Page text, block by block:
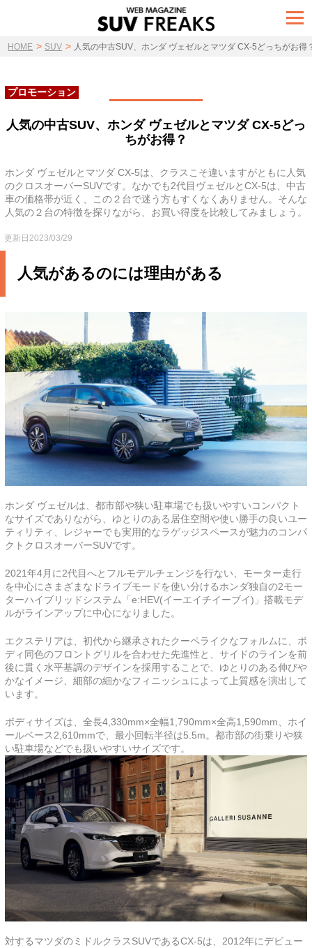
t
o
g
a
n
HOME > SUV > 人気の中古SUV、ホンダ ヴェゼルとマツダ CX-5どっちがお得
プロモーション
人気の中古SUV、ホンダ ヴェゼルとマツダ CX-5どっ
ちがお得？
ホンダ ヴェゼルとマツダ CX-5は、クラスこそ違いますがともに人気
のクロスオーバーSUVです。なかでも2代目ヴェゼルとCX-5は、中古
車の価格帯が近く、この２台で迷う方もすくなくありません。そんな
人気の２台の特徴を探りながら、お買い得度を比較してみましょう。
更新日2023/03/29
人気があるのには理由がある
ホンダ ヴェゼルは、都市部や狭い駐車場でも扱いやすいコンパクト
なサイズでありながら、ゆとりのある居住空間や使い勝手の良いユー
ティリティ、レジャーでも実用的なラゲッジスペースが魅力のコンパ
クトクロスオーバーSUVです。
2021年4月に2代目へとフルモデルチェンジを行ない、モーター走行
を中心にさまざまなドライブモードを使い分けるホンダ独自の2モー
ターハイブリッドシステム「e:HEV(イーエイチイーブイ)」搭載モデ
ルがラインアップに中心になりました。
エクステリアは、初代から継承されたクーペライクなフォルムに、ボ
ディ同色のフロントグリルを合わせた先進性と、サイドのラインを前
後に貫く水平基調のデザインを採用することで、ゆとりのある伸びや
かなイメージ、細部の細かなフィニッシュによって上質感を演出して
います。
ボディサイズは、全長4,330mm×全幅1,790mm×全高1,590mm、ホイ
ールベース2,610mmで、最小回転半径は5.5m。都市部の街乗りや狭
い駐車場などでも扱いやすいサイズです。
対するマツダのミドルクラスSUVであるCX-5は、2012年にデビュー